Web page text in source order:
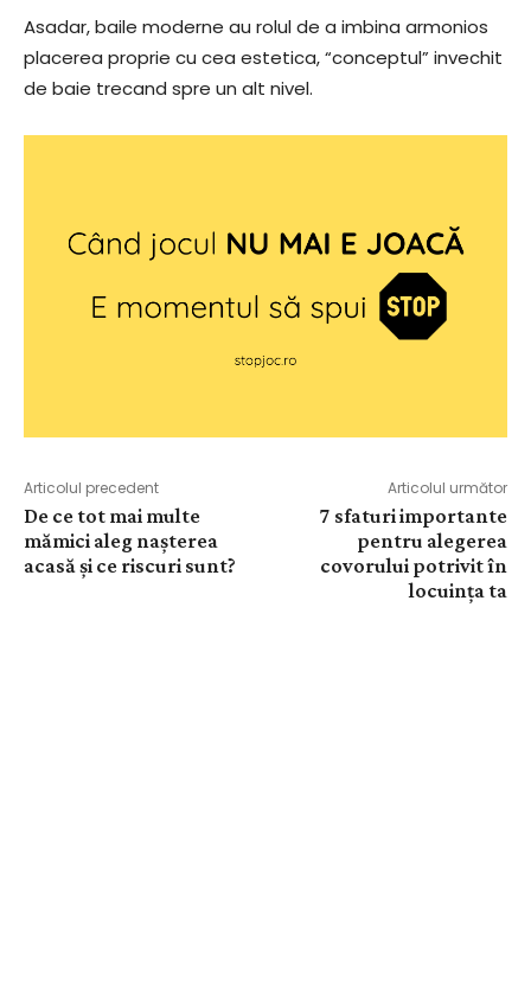
Asadar, baile moderne au rolul de a imbina armonios
placerea proprie cu cea estetica, “conceptul” invechit
de baie trecand spre un alt nivel.
Articolul precedent
De ce tot mai multe
mămici aleg nașterea
acasă și ce riscuri sunt?
Articolul următor
7 sfaturi importante
pentru alegerea
covorului potrivit în
locuința ta